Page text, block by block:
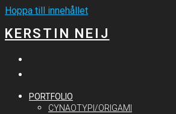
Hoppa till innehållet
KERSTIN NEIJ
PORTFOLIO
CYNAOTYPI/ORIGAMI